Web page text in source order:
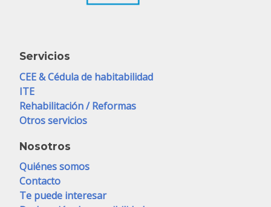
Servicios
CEE & Cédula de habitabilidad
ITE
Rehabilitación / Reformas
Otros servicios
Nosotros
Quiénes somos
Contacto
Te puede interesar